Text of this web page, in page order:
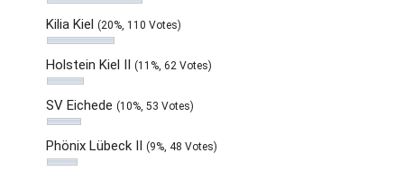
Kilia Kiel (20%, 110 Votes)
Holstein Kiel II (11%, 62 Votes)
SV Eichede (10%, 53 Votes)
Phönix Lübeck II (9%, 48 Votes)